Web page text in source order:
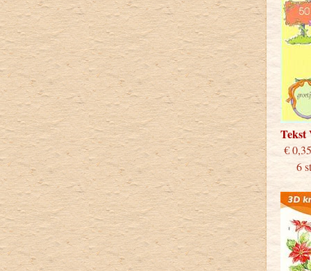
Tekst
6